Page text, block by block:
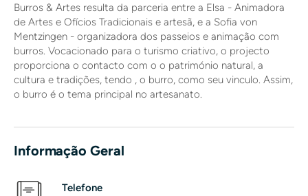
Burros & Artes resulta da parceria entre a Elsa - Animadora
de Artes e Ofícios Tradicionais e artesã, e a Sofia von
Mentzingen - organizadora dos passeios e animação com
burros. Vocacionado para o turismo criativo, o projecto
proporciona o contacto com o o património natural, a
cultura e tradições, tendo , o burro, como seu vinculo. Assim,
o burro é o tema principal no artesanato.
Informação Geral
Telefone